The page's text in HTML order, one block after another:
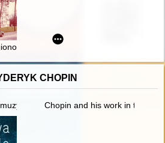
w schyłkowym okresie Polski
CHOPIN
polskiej pierwszej połowy XIX
Chopin and his work in the